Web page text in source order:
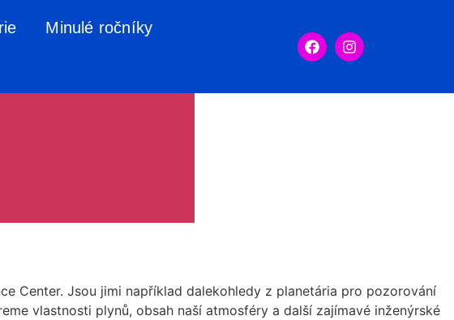
Minulé ročníky
Center. Jsou jimi například dalekohledy z planetária pro pozorování
vlastnosti plynů, obsah naší atmosféry a další zajímavé inženýrské